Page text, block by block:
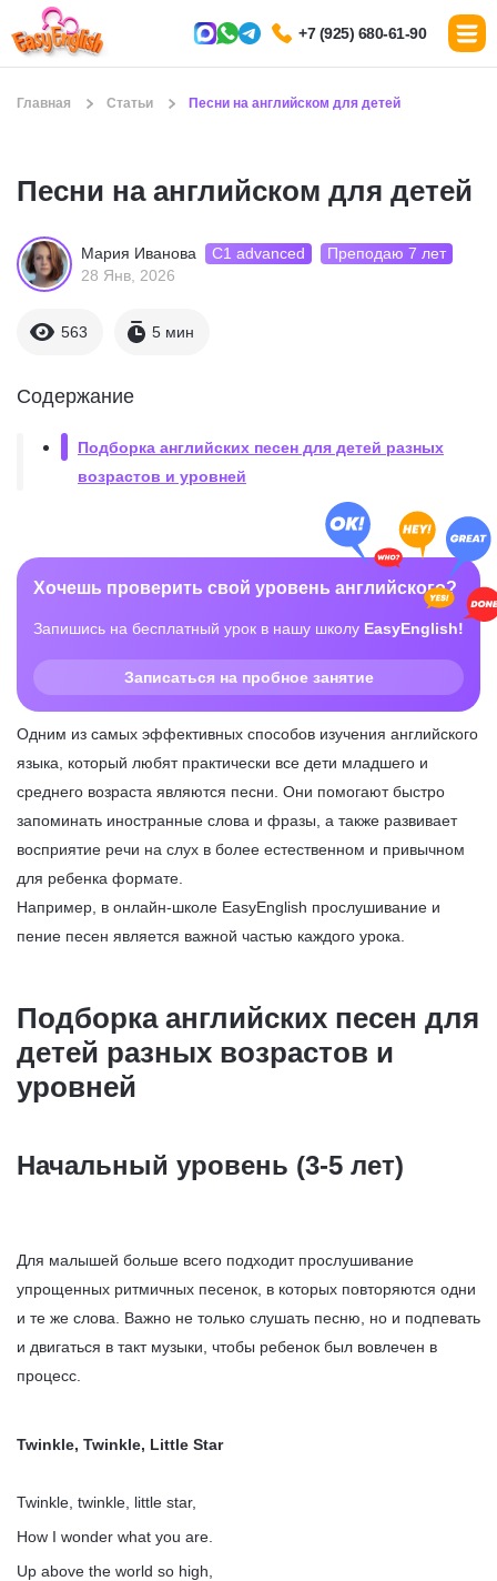
+7 (925) 680-61-90
Главная Статьи Песни на английском для детей
Песни на английском для детей
Мария Иванова С1 advanced
Преподаю 7 лет
28 Янв, 2026
563 5 мин
Содержание
Подборка английских песен для детей разных
возрастов и уровней
Хочешь проверить свой уровень английского?
Запишись на бесплатный урок в нашу школу EasyEnglish!
Записаться на пробное занятие
Одним из самых эффективных способов изучения английского
языка, который любят практически все дети младшего и
среднего возраста являются песни. Они помогают быстро
запоминать иностранные слова и фразы, а также развивает
восприятие речи на слух в более естественном и привычном
для ребенка формате.
Например, в онлайн-школе EasyEnglish прослушивание и
пение песен является важной частью каждого урока.
Подборка английских песен для
детей разных возрастов и
уровней
Начальный уровень (3-5 лет)
Для малышей больше всего подходит прослушивание
упрощенных ритмичных песенок, в которых повторяются одни
и те же слова. Важно не только слушать песню, но и подпевать
и двигаться в такт музыки, чтобы ребенок был вовлечен в
процесс.
Twinkle, Twinkle, Little Star
Twinkle, twinkle, little star,
How I wonder what you are.
Up above the world so high,